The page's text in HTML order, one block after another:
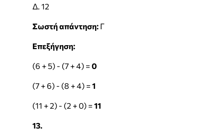
Δ. 12
Σωστή απάντηση: Γ
Επεξήγηση:
(6 + 5) - (7 + 4) = 0
(7 + 6) - (8 + 4) = 1
(11 + 2) - (2 + 0) = 11
13.